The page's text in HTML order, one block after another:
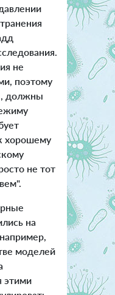
не
поэтому
должны
хорошему
не тот
на
моделей
этими